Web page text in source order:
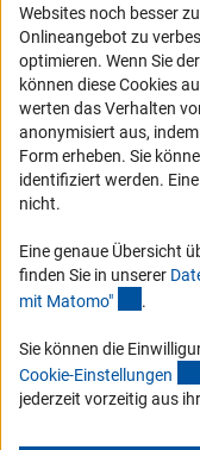
Service und
Erklärung zur
Barriere melden
DFG-aktuell
Erhalten Sie Neuigkeiten
Zum Newsletter
Websites noch besser
Onlineangebot zu
optimieren. Wenn Sie
können diese Cookies
werten das Verhalten
anonymisiert aus,
Form erheben. Sie
identifiziert werden.
nicht.
Eine genaue Übersicht
finden Sie in unserer
mit Matomo" .
Sie können die
Cookie-Einstellungen
jederzeit vorzeitig aus